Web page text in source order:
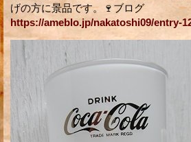
げの方に景品です。🍷ブログ
https://ameblo.jp/nakatoshi09/entry-